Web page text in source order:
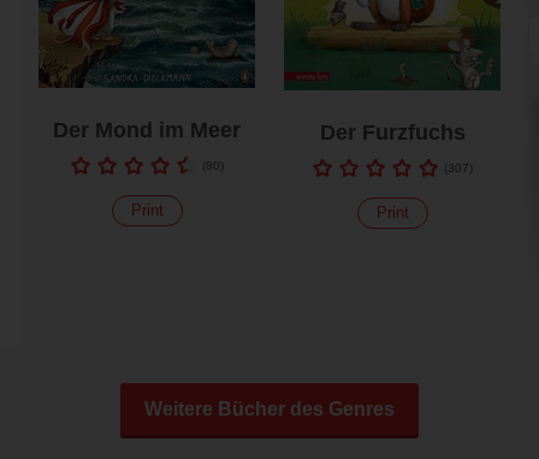
Der Mond im Meer
(80)
Print
Der Furzfuchs
(307)
Print
Weitere Bücher des Genres